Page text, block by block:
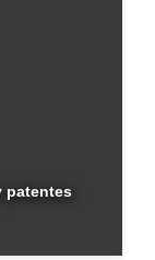
patentes